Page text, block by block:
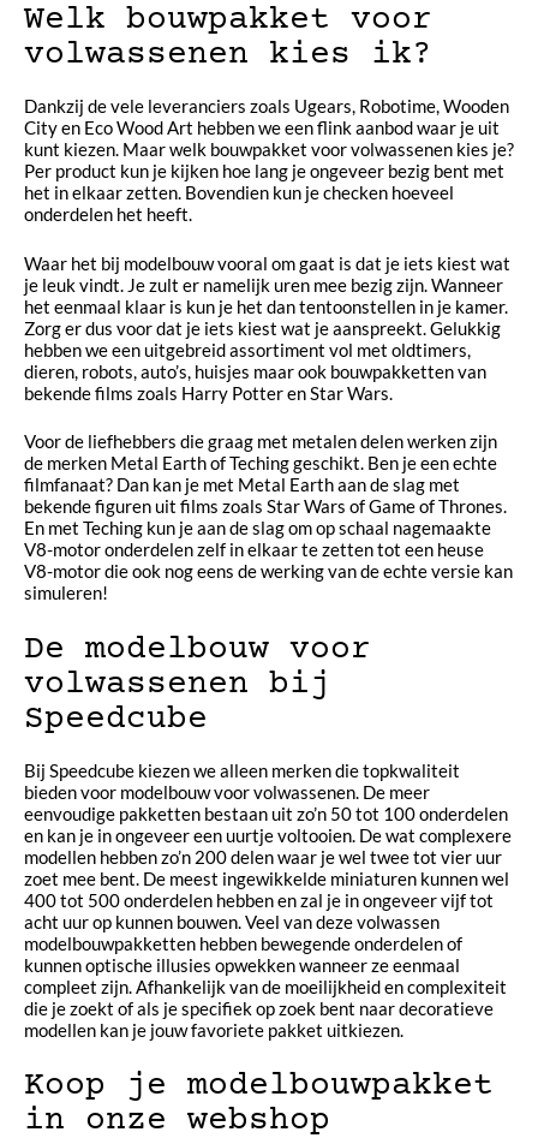
Welk bouwpakket voor
volwassenen kies ik?
Dankzij de vele leveranciers zoals Ugears, Robotime, Wooden
City en Eco Wood Art hebben we een flink aanbod waar je uit
kunt kiezen. Maar welk bouwpakket voor volwassenen kies je?
Per product kun je kijken hoe lang je ongeveer bezig bent met
het in elkaar zetten. Bovendien kun je checken hoeveel
onderdelen het heeft.
Waar het bij modelbouw vooral om gaat is dat je iets kiest wat
je leuk vindt. Je zult er namelijk uren mee bezig zijn. Wanneer
het eenmaal klaar is kun je het dan tentoonstellen in je kamer.
Zorg er dus voor dat je iets kiest wat je aanspreekt. Gelukkig
hebben we een uitgebreid assortiment vol met oldtimers,
dieren, robots, auto’s, huisjes maar ook bouwpakketten van
bekende films zoals Harry Potter en Star Wars.
Voor de liefhebbers die graag met metalen delen werken zijn
de merken Metal Earth of Teching geschikt. Ben je een echte
filmfanaat? Dan kan je met Metal Earth aan de slag met
bekende figuren uit films zoals Star Wars of Game of Thrones.
En met Teching kun je aan de slag om op schaal nagemaakte
V8-motor onderdelen zelf in elkaar te zetten tot een heuse
V8-motor die ook nog eens de werking van de echte versie kan
simuleren!
De modelbouw voor
volwassenen bij
Speedcube
Bij Speedcube kiezen we alleen merken die topkwaliteit
bieden voor modelbouw voor volwassenen. De meer
eenvoudige pakketten bestaan uit zo’n 50 tot 100 onderdelen
en kan je in ongeveer een uurtje voltooien. De wat complexere
modellen hebben zo’n 200 delen waar je wel twee tot vier uur
zoet mee bent. De meest ingewikkelde miniaturen kunnen wel
400 tot 500 onderdelen hebben en zal je in ongeveer vijf tot
acht uur op kunnen bouwen. Veel van deze volwassen
modelbouwpakketten hebben bewegende onderdelen of
kunnen optische illusies opwekken wanneer ze eenmaal
compleet zijn. Afhankelijk van de moeilijkheid en complexiteit
die je zoekt of als je specifiek op zoek bent naar decoratieve
modellen kan je jouw favoriete pakket uitkiezen.
Koop je modelbouwpakket
in onze webshop